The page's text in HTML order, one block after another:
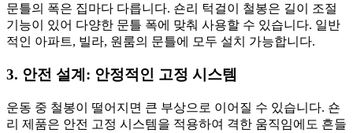
문틀의 폭은 집마다 다릅니다. 숀리 턱걸이 철봉은 길이 조절
기능이 있어 다양한 문틀 폭에 맞춰 사용할 수 있습니다. 일반
적인 아파트, 빌라, 원룸의 문틀에 모두 설치 가능합니다.
3. 안전 설계: 안정적인 고정 시스템
운동 중 철봉이 떨어지면 큰 부상으로 이어질 수 있습니다. 숀
리 제품은 안전 고정 시스템을 적용하여 격한 움직임에도 흔들